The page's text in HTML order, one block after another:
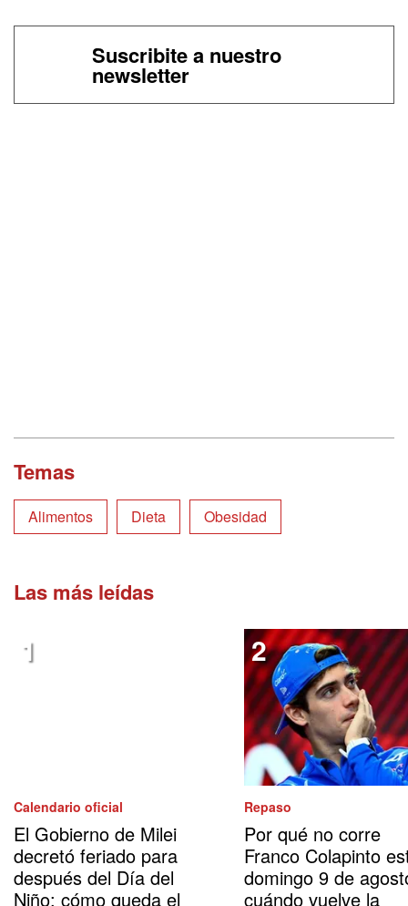
Suscribite a nuestro
newsletter
Temas
Alimentos Dieta Obesidad
Las más leídas
Calendario oficial
El Gobierno de Milei
decretó feriado para
después del Día del
Niño: cómo queda el
Repaso
Por qué no corre
Franco Colapinto
domingo 9 de
cuándo vuelve la